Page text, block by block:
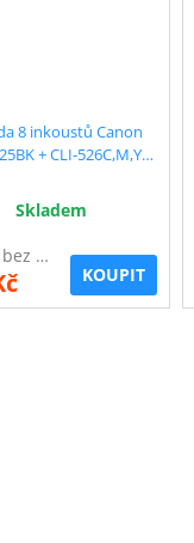
8 inkoustů Canon
+ CLI-526C,M,Y
Skladem
333 Kč bez DPH
KOUPIT